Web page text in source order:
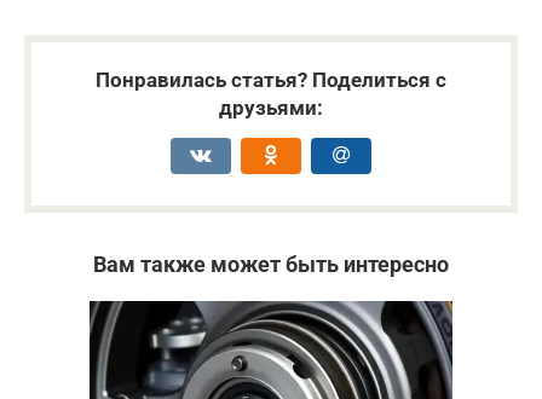
Понравилась статья? Поделиться с
друзьями:
Вам также может быть интересно